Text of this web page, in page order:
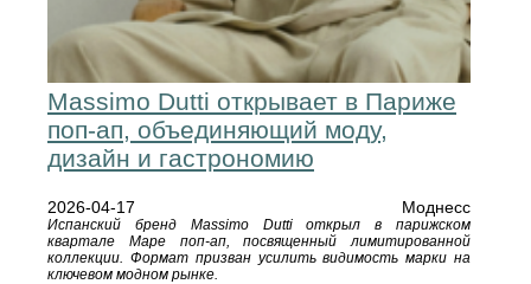
Massimo Dutti открывает в Париже
поп-ап, объединяющий моду,
дизайн и гастрономию
2026-04-17 Моднесс
Испанский бренд Massimo Dutti открыл в парижском
квартале Маре поп-ап, посвященный лимитированной
коллекции. Формат призван усилить видимость марки на
ключевом модном рынке.